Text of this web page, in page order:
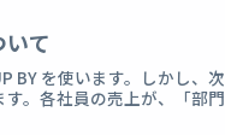
て
BY を使います。しかし、次
。各社員の売上が、「部門